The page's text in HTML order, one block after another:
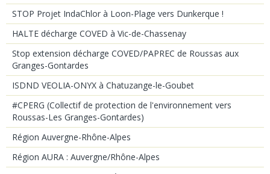
STOP Projet IndaChlor à Loon-Plage vers Dunkerque !
HALTE décharge COVED à Vic-de-Chassenay
Stop extension décharge COVED/PAPREC de Roussas aux
Granges-Gontardes
ISDND VEOLIA-ONYX à Chatuzange-le-Goubet
#CPERG (Collectif de protection de l'environnement vers
Roussas-Les Granges-Gontardes)
Région Auvergne-Rhône-Alpes
Région AURA : Auvergne/Rhône-Alpes